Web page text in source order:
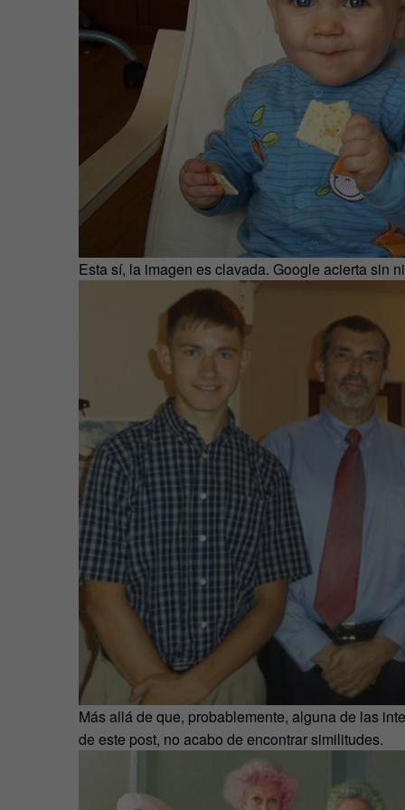
Esta sí, la imagen es clavada. Google acierta sin
Más allá de que, probablemente, alguna de las
de este post, no acabo de encontrar similitudes.